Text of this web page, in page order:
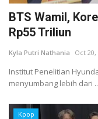
BTS Wamil,
Rp55 Triliun
Kyla Putri Nathania Oct 20,
Institut Penelitian
menyumbang lebih dari
Kpop